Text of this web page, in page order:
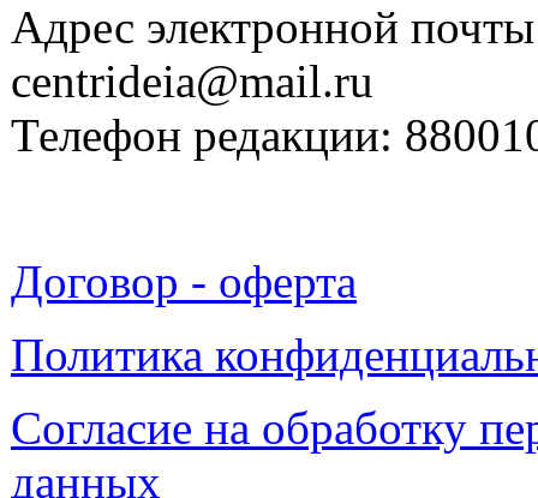
Адрес электронной
centrideia@mail.ru
Телефон редакции:
Договор - оферта
Политика
Согласие на обработку
данных